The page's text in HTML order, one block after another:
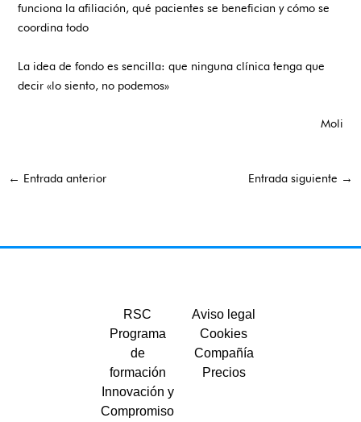
funciona la afiliación, qué pacientes se benefician y cómo se
coordina todo
La idea de fondo es sencilla: que ninguna clínica tenga que
decir «lo siento, no podemos»
Moli
← Entrada anterior Entrada siguiente →
RSC
Programa
de
formación
Innovación y
Compromiso
Aviso legal
Cookies
Compañía
Precios